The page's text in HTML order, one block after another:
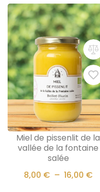
Miel de pissenlit de la
vallée de la fontaine
salée
8,00 € – 16,00 €